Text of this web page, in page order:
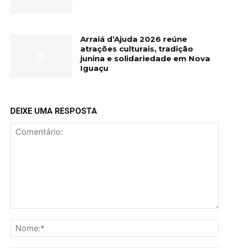
Arraiá d’Ajuda 2026 reúne
atrações culturais, tradição
junina e solidariedade em Nova
Iguaçu
DEIXE UMA RESPOSTA